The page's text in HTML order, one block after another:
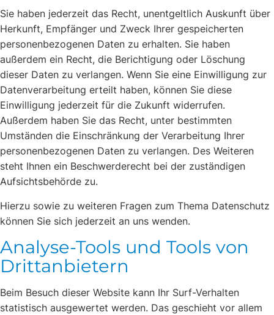
Sie haben jederzeit das Recht, unentgeltlich Auskunft über
Herkunft, Empfänger und Zweck Ihrer gespeicherten
personenbezogenen Daten zu erhalten. Sie haben
außerdem ein Recht, die Berichtigung oder Löschung
dieser Daten zu verlangen. Wenn Sie eine Einwilligung zur
Datenverarbeitung erteilt haben, können Sie diese
Einwilligung jederzeit für die Zukunft widerrufen.
Außerdem haben Sie das Recht, unter bestimmten
Umständen die Einschränkung der Verarbeitung Ihrer
personenbezogenen Daten zu verlangen. Des Weiteren
steht Ihnen ein Beschwerderecht bei der zuständigen
Aufsichtsbehörde zu.
Hierzu sowie zu weiteren Fragen zum Thema Datenschutz
können Sie sich jederzeit an uns wenden.
Analyse-Tools und Tools von
Dritt­anbietern
Beim Besuch dieser Website kann Ihr Surf-Verhalten
statistisch ausgewertet werden. Das geschieht vor allem